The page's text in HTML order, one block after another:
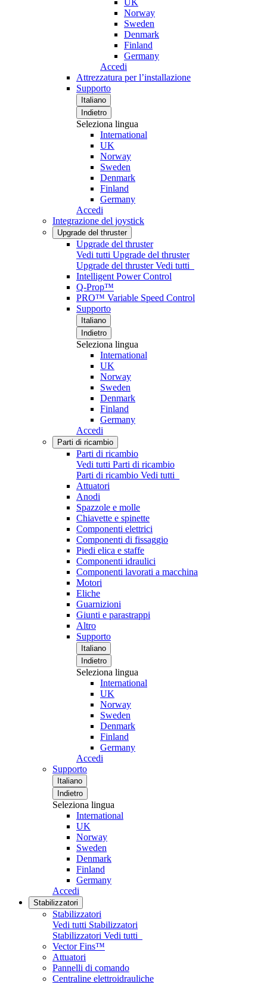
UK
Norway
Sweden
Denmark
Finland
Germany
Accedi
Attrezzatura per l’installazione
Supporto
Italiano
Indietro
Seleziona lingua
International
UK
Norway
Sweden
Denmark
Finland
Germany
Accedi
Integrazione del joystick
Upgrade del thruster
Upgrade del thruster
Vedi tutti Upgrade del thruster
Upgrade del thrusterVedi tutti
Intelligent Power Control
Q-Prop™
PRO™ Variable Speed Control
Supporto
Italiano
Indietro
Seleziona lingua
International
UK
Norway
Sweden
Denmark
Finland
Germany
Accedi
Parti di ricambio
Parti di ricambio
Vedi tutti Parti di ricambio
Parti di ricambio Vedi tutti
Attuatori
Anodi
Spazzole e molle
Chiavette e spinette
Componenti elettrici
Componenti di fissaggio
Piedi elica e staffe
Componenti idraulici
Componenti lavorati a macchina
Motori
Eliche
Guarnizioni
Giunti e parastrappi
Altro
Supporto
Italiano
Indietro
Seleziona lingua
International
UK
Norway
Sweden
Denmark
Finland
Germany
Accedi
Supporto
Italiano
Indietro
Seleziona lingua
International
UK
Norway
Sweden
Denmark
Finland
Germany
Accedi
Stabilizzatori
Stabilizzatori
Vedi tutti Stabilizzatori
Stabilizzatori Vedi tutti
Vector Fins™
Attuatori
Pannelli di comando
Centraline elettroidrauliche